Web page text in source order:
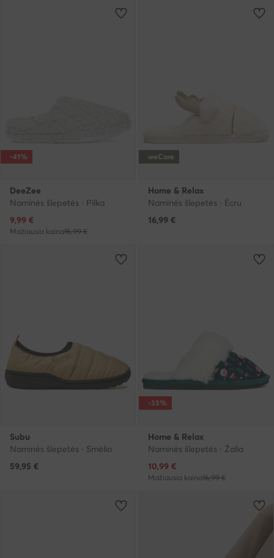
-41%
DeeZee
Naminės šlepetės · Pilka
Dabartinė kaina
9,99 €
Mažiausia kaina16,99 €
weCare
Home & Relax
Naminės šlepetės · Écru
16,99 €
Subu
Naminės šlepetės · Smėlio
59,95 €
-35%
Home & Relax
Naminės šlepetės · Žalia
Dabartinė kaina
10,99 €
Mažiausia kaina16,99 €